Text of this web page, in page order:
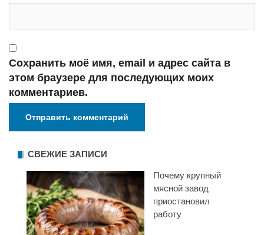
Сохранить моё имя, email и адрес сайта в
этом браузере для последующих моих
комментариев.
СВЕЖИЕ ЗАПИСИ
Почему крупный
мясной завод
приостановил
работу